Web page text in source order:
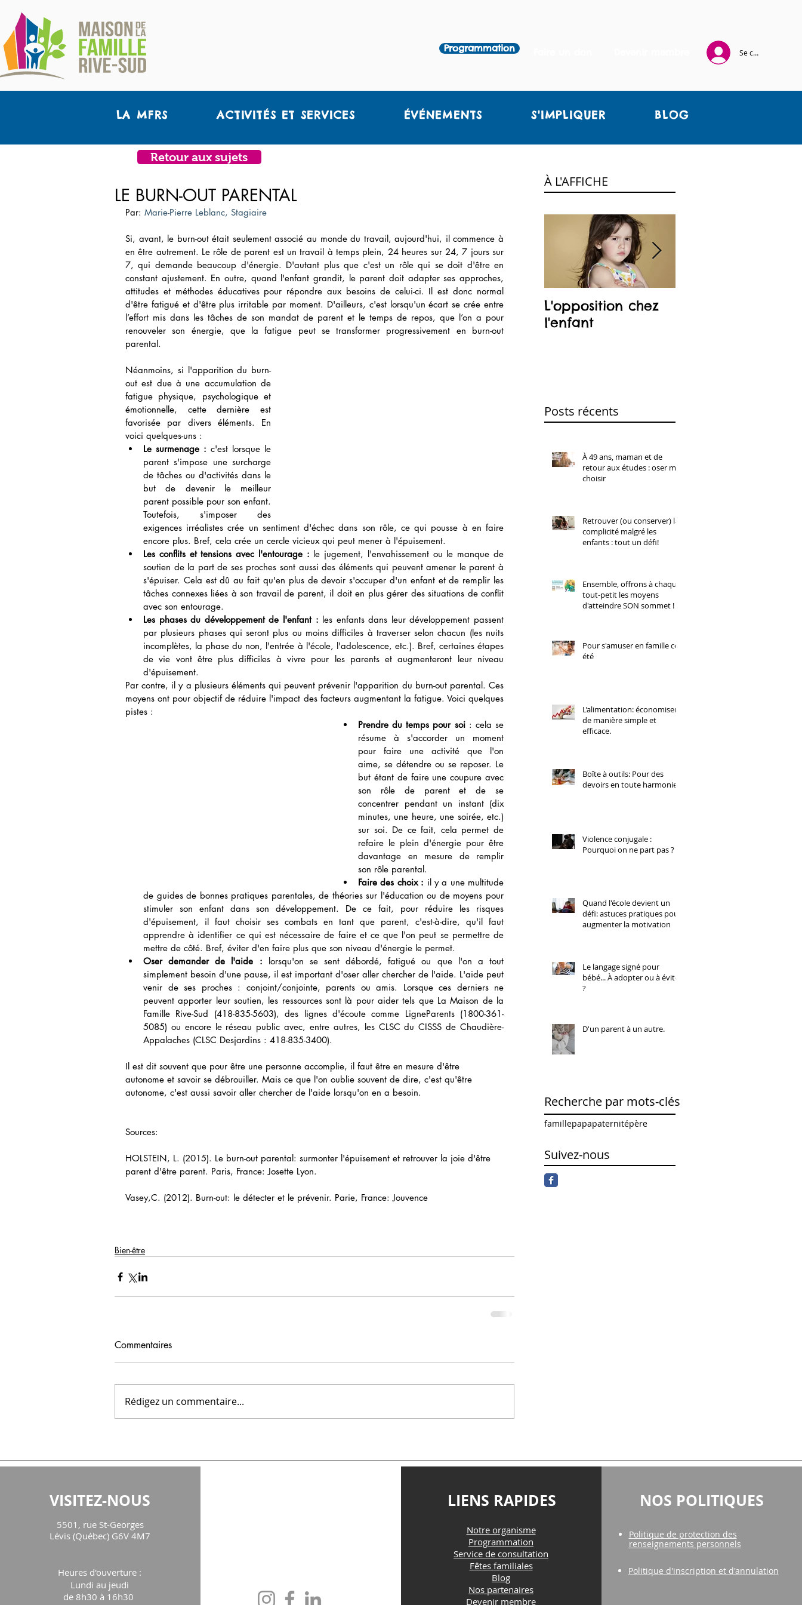
Programmation Se connecter
LA MFRS ACTIVITÉS ET SERVICES ÉVÉNEMENTS S'IMPLIQUER BLOG
Retour aux sujets
LE BURN-OUT PARENTAL
Par: Marie-Pierre Leblanc, Stagiaire
Si, avant, le burn-out était seulement associé au monde du travail, aujourd'hui, il commence à
en être autrement. Le rôle de parent est un travail à temps plein, 24 heures sur 24, 7 jours sur
7, qui demande beaucoup d'énergie. D'autant plus que c'est un rôle qui se doit d'être en
constant ajustement. En outre, quand l'enfant grandit, le parent doit adapter ses approches,
attitudes et méthodes éducatives pour répondre aux besoins de celui-ci. Il est donc normal
d'être fatigué et d'être plus irritable par moment. D'ailleurs, c'est lorsqu'un écart se crée entre
l’effort mis dans les tâches de son mandat de parent et le temps de repos, que l’on a pour
renouveler son énergie, que la fatigue peut se transformer progressivement en burn-out
parental.
Néanmoins, si l'apparition du burn-
out est due à une accumulation de
fatigue physique, psychologique et
émotionnelle, cette dernière est
favorisée par divers éléments. En
voici quelques-uns :
Le surmenage : c'est lorsque le
parent s'impose une surcharge
de tâches ou d'activités dans le
but de devenir le meilleur
parent possible pour son enfant.
Toutefois, s'imposer des
exigences irréalistes crée un sentiment d'échec dans son rôle, ce qui pousse à en faire
encore plus. Bref, cela crée un cercle vicieux qui peut mener à l'épuisement.
Les conflits et tensions avec l'entourage : le jugement, l'envahissement ou le manque de
soutien de la part de ses proches sont aussi des éléments qui peuvent amener le parent à
s'épuiser. Cela est dû au fait qu'en plus de devoir s'occuper d'un enfant et de remplir les
tâches connexes liées à son travail de parent, il doit en plus gérer des situations de conflit
avec son entourage.
Les phases du développement de l'enfant : les enfants dans leur développement passent
par plusieurs phases qui seront plus ou moins difficiles à traverser selon chacun (les nuits
incomplètes, la phase du non, l'entrée à l'école, l'adolescence, etc.). Bref, certaines étapes
de vie vont être plus difficiles à vivre pour les parents et augmenteront leur niveau
d'épuisement.
Par contre, il y a plusieurs éléments qui peuvent prévenir l'apparition du burn-out parental. Ces
moyens ont pour objectif de réduire l'impact des facteurs augmentant la fatigue. Voici quelques
pistes :
Prendre du temps pour soi : cela se
résume à s'accorder un moment
pour faire une activité que l'on
aime, se détendre ou se reposer. Le
but étant de faire une coupure avec
son rôle de parent et de se
concentrer pendant un instant (dix
minutes, une heure, une soirée, etc.)
sur soi. De ce fait, cela permet de
refaire le plein d'énergie pour être
davantage en mesure de remplir
son rôle parental.
Faire des choix : il y a une multitude
de guides de bonnes pratiques parentales, de théories sur l'éducation ou de moyens pour
stimuler son enfant dans son développement. De ce fait, pour réduire les risques
d'épuisement, il faut choisir ses combats en tant que parent, c'est-à-dire, qu'il faut
apprendre à identifier ce qui est nécessaire de faire et ce que l'on peut se permettre de
mettre de côté. Bref, éviter d'en faire plus que son niveau d'énergie le permet.
Oser demander de l'aide : lorsqu'on se sent débordé, fatigué ou que l'on a tout
simplement besoin d'une pause, il est important d'oser aller chercher de l'aide. L'aide peut
venir de ses proches : conjoint/conjointe, parents ou amis. Lorsque ces derniers ne
peuvent apporter leur soutien, les ressources sont là pour aider tels que La Maison de la
Famille Rive-Sud (418-835-5603), des lignes d'écoute comme LigneParents (1800-361-
5085) ou encore le réseau public avec, entre autres, les CLSC du CISSS de Chaudière-
Appalaches (CLSC Desjardins : 418-835-3400).
Il est dit souvent que pour être une personne accomplie, il faut être en mesure d'être
autonome et savoir se débrouiller. Mais ce que l'on oublie souvent de dire, c'est qu'être
autonome, c'est aussi savoir aller chercher de l'aide lorsqu'on en a besoin.
Sources:
HOLSTEIN, L. (2015). Le burn-out parental: surmonter l'épuisement et retrouver la joie d'être
parent d'être parent. Paris, France: Josette Lyon.
Vasey,C. (2012). Burn-out: le détecter et le prévenir. Parie, France: Jouvence
Bien-être
Commentaires
Rédigez un commentaire...
À L'AFFICHE
L'opposition chez
l'enfant
Posts récents
À 49 ans, maman et de
retour aux études : oser me
choisir
Retrouver (ou conserver) la
complicité malgré les
enfants : tout un défi!
Ensemble, offrons à chaque
tout-petit les moyens
d'atteindre SON sommet !
Pour s'amuser en famille cet
été
L’alimentation: économiser
de manière simple et
efficace.
Boîte à outils: Pour des
devoirs en toute harmonie
Violence conjugale :
Pourquoi on ne part pas ?
Quand l'école devient un
défi: astuces pratiques pour
augmenter la motivation
Le langage signé pour
bébé... À adopter ou à éviter
?
D'un parent à un autre.
Recherche par mots-clés
famillepapapaternitépère
Suivez-nous
VISITEZ-NOUS
5501, rue St-Georges
Lévis (Québec) G6V 4M7
Heures d'ouverture :
Lundi au jeudi
de 8h30 à 16h30
LIENS RAPIDES
Notre organisme
Programmation
Service de consultation
Fêtes familiales
Blog
Nos partenaires
Devenir membre
NOS POLITIQUES
Politique de protection des
renseignements personnels
Politique d'inscription et d'annulation